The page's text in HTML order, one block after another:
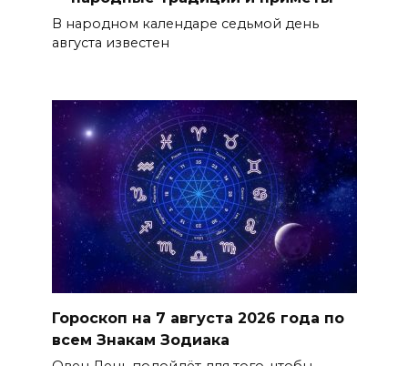
В народном календаре седьмой день
августа известен
Гороскоп на 7 августа 2026 года по
всем Знакам Зодиака